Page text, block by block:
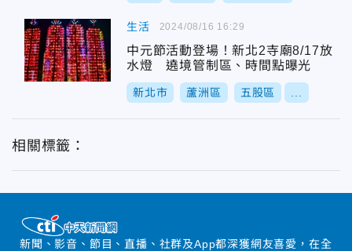
生活
中元節活動登場！新北2寺廟8/17放
水燈 遶境管制區、時間點曝光
新北市 蘆洲區 五股區
2024/08/16 16:29
相關標籤：
新聞、影音、節目、直播、社群及App都深獲網友喜愛，在全